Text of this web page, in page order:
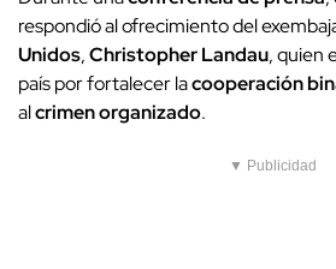
respondió al ofrecimiento del
Unidos,Christopher Landau, quien
país por fortalecer lacooperación
alcrimen organizado.
▼ Publicidad